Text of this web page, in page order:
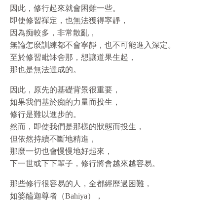
因此，修行起來就會困難一些。
即使修習禪定，也無法獲得寧靜，
因為痴較多，非常散亂，
無論怎麼訓練都不會寧靜，也不可能進入深定。
至於修習毗缽舍那，想讓道果生起，
那也是無法達成的。
因此，原先的基礎背景很重要，
如果我們基於痴的力量而投生，
修行是難以進步的。
然而，即使我們是那樣的狀態而投生，
但依然持續不斷地精進，
那麼一切也會慢慢地好起來，
下一世或下下輩子，修行將會越來越容易。
那些修行很容易的人，全都經歷過困難，
如婆醯迦尊者（Bahiya），